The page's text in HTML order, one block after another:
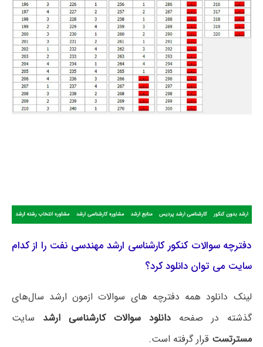
دفترچه سوالات کنکور کارشناسی ارشد مهندسی نفت را از کدام
سایت می توان دانلود کرد؟
لینک دانلود همه دفترچه های سوالات ازمون ارشد سال‌های
گذشته در صفحه
دانلود سوالات کارشناسی ارشد
سایت
مسترتست قرار گرفته است.